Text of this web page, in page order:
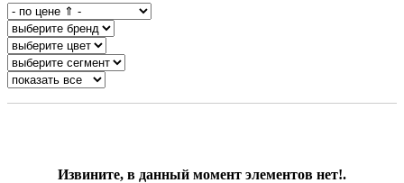
Извините, в данный момент элементов нет!.